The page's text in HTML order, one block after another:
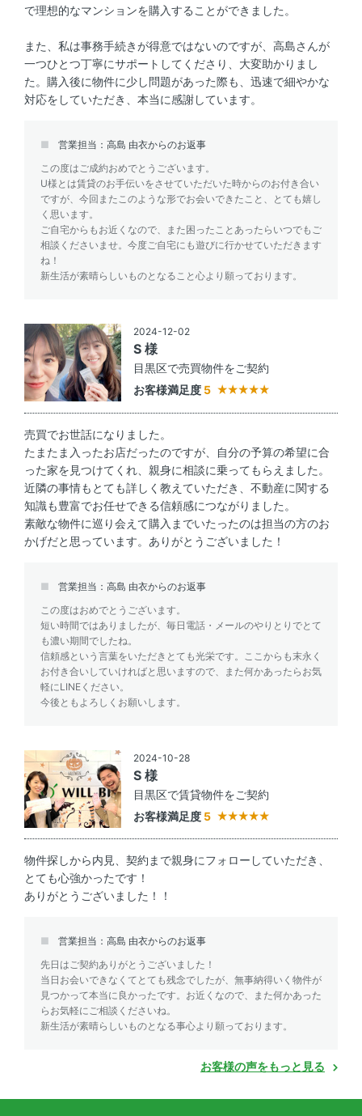
で理想的なマンションを購入することができました。
また、私は事務手続きが得意ではないのですが、高島さんが
一つひとつ丁寧にサポートしてくださり、大変助かりまし
た。購入後に物件に少し問題があった際も、迅速で細やかな
対応をしていただき、本当に感謝しています。
営業担当：高島 由衣からのお返事
この度はご成約おめでとうございます。
U様とは賃貸のお手伝いをさせていただいた時からのお付き合い
ですが、今回またこのような形でお会いできたこと、とても嬉し
く思います。
ご自宅からもお近くなので、また困ったことあったらいつでもご
相談くださいませ。今度ご自宅にも遊びに行かせていただきます
ね！
新生活が素晴らしいものとなること心より願っております。
2024-12-02
S 様
目黒区で売買物件をご契約
お客様満足度 5
売買でお世話になりました。
たまたま入ったお店だったのですが、自分の予算の希望に合
った家を見つけてくれ、親身に相談に乗ってもらえました。
近隣の事情もとても詳しく教えていただき、不動産に関する
知識も豊富でお任せできる信頼感につながりました。
素敵な物件に巡り会えて購入までいたったのは担当の方のお
かげだと思っています。ありがとうございました！
営業担当：高島 由衣からのお返事
この度はおめでとうございます。
短い時間ではありましたが、毎日電話・メールのやりとりでとて
も濃い期間でしたね。
信頼感という言葉をいただきとても光栄です。ここからも末永く
お付き合いしていければと思いますので、また何かあったらお気
軽にLINEください。
今後ともよろしくお願いします。
2024-10-28
S 様
目黒区で賃貸物件をご契約
お客様満足度 5
物件探しから内見、契約まで親身にフォローしていただき、
とても心強かったです！
ありがとうございました！！
営業担当：高島 由衣からのお返事
先日はご契約ありがとうございました！
当日お会いできなくてとても残念でしたが、無事納得いく物件が
見つかって本当に良かったです。お近くなので、また何かあった
らお気軽にご相談くださいね。
新生活が素晴らしいものとなる事心より願っております。
お客様の声をもっと見る